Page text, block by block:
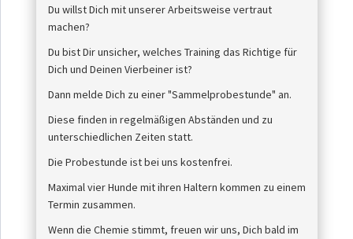
Du willst Dich mit unserer Arbeitsweise vertraut
machen?
Du bist Dir unsicher, welches Training das Richtige für
Dich und Deinen Vierbeiner ist?
Dann melde Dich zu einer "Sammelprobestunde" an.
Diese finden in regelmäßigen Abständen und zu
unterschiedlichen Zeiten statt.
Die Probestunde ist bei uns kostenfrei.
Maximal vier Hunde mit ihren Haltern kommen zu einem
Termin zusammen.
Wenn die Chemie stimmt, freuen wir uns, Dich bald im